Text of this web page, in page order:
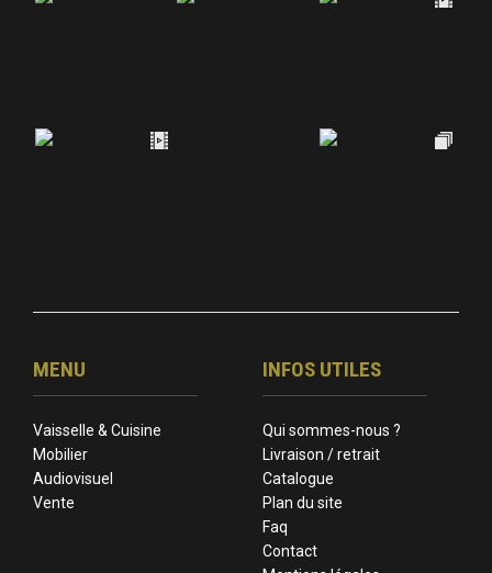
MENU
Vaisselle & Cuisine
Mobilier
Audiovisuel
Vente
INFOS UTILES
Qui sommes-nous ?
Livraison / retrait
Catalogue
Plan du site
Faq
Contact